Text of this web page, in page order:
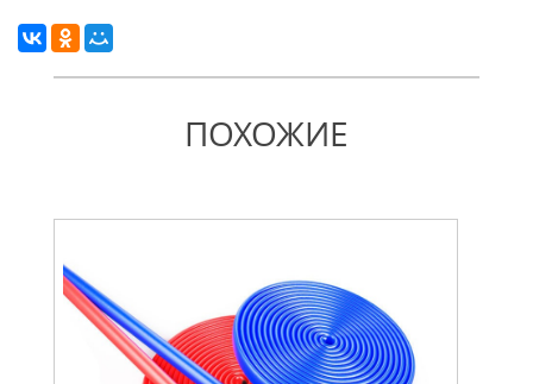
ПОХОЖИЕ